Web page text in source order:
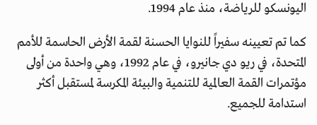
اليونسكو للرياضة، منذ عام 1994.
كما تم تعيينه سفيراً للنوايا الحسنة لقمة الأرض الحاسمة للأمم
المتحدة، في ريو دي جانيرو، في عام 1992، وهي واحدة من أولى
مؤتمرات القمة العالمية للتنمية والبيئة المكرسة لمستقبل أكثر
استدامة للجميع.